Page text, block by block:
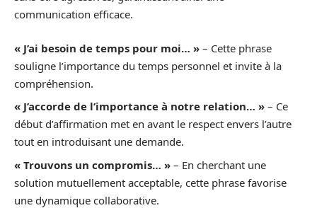
communication efficace.
« J’ai besoin de temps pour moi… » – Cette phrase
souligne l’importance du temps personnel et invite à la
compréhension.
« J’accorde de l’importance à notre relation… » – Ce
début d’affirmation met en avant le respect envers l’autre
tout en introduisant une demande.
« Trouvons un compromis… » – En cherchant une
solution mutuellement acceptable, cette phrase favorise
une dynamique collaborative.